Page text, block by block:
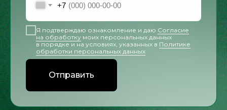
+7
Я подтверждаю ознакомление и даю Согласие
на обработку моих персональных данных
в порядке и на условиях, указанных в Политике
обработки персональных данных
Отправить